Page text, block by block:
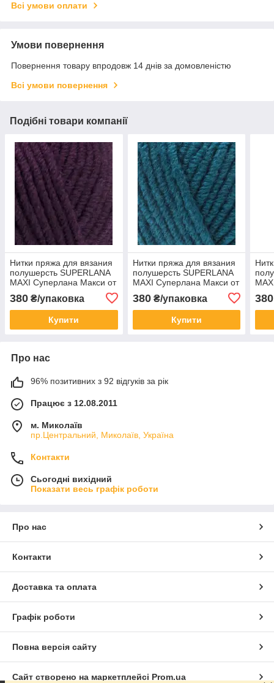
Всі умови оплати
Умови повернення
Повернення товару впродовж 14 днів за домовленістю
Всі умови повернення
Подібні товари компанії
Нитки пряжа для вязания
полушерсть SUPERLANA
MAXI Суперлана Макси от
фіолет
380 ₴/упаковка
Купити
Нитки пряжа для вязания
полушерсть SUPERLANA
MAXI Суперлана Макси от
петроль
380₴/упаковка
Купити
380
Про нас
96% позитивних з 92 відгуків за рік
Працює з 12.08.2011
м. Миколаїв
пр.Центральний, Миколаїв, Україна
Контакти
Сьогодні вихідний
Показати весь графік роботи
Про нас
Контакти
Доставка та оплата
Графік роботи
Повна версія сайту
Сайт створено на маркетплейсі Prom.ua